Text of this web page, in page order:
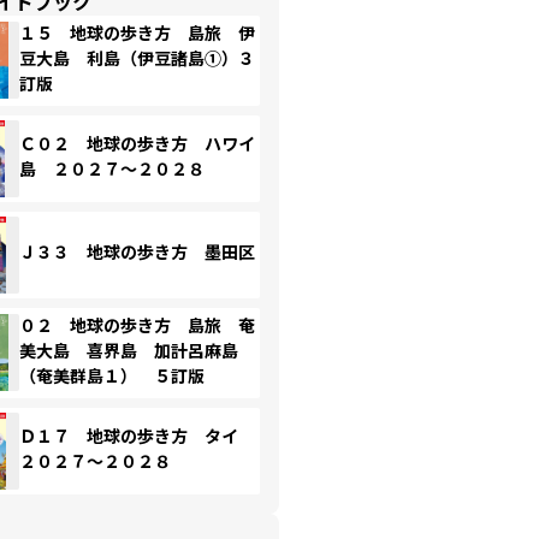
１５ 地球の歩き方 島旅 伊
豆大島 利島（伊豆諸島①）３
訂版
Ｃ０２ 地球の歩き方 ハワイ
島 ２０２７～２０２８
Ｊ３３ 地球の歩き方 墨田区
０２ 地球の歩き方 島旅 奄
美大島 喜界島 加計呂麻島
（奄美群島１） ５訂版
Ｄ１７ 地球の歩き方 タイ
２０２７～２０２８